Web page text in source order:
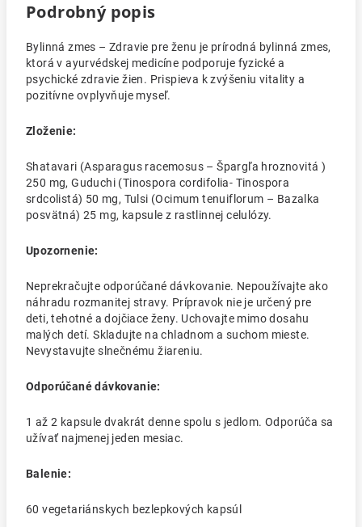
Podrobný popis
Bylinná zmes – Zdravie pre ženu je prírodná bylinná zmes,
ktorá v ayurvédskej medicíne podporuje fyzické a
psychické zdravie žien. Prispieva k zvýšeniu vitality a
pozitívne ovplyvňuje myseľ.
Zloženie:
Shatavari (Asparagus racemosus – Špargľa hroznovitá )
250 mg, Guduchi (Tinospora cordifolia- Tinospora
srdcolistá) 50 mg, Tulsi (Ocimum tenuiflorum – Bazalka
posvätná) 25 mg, kapsule z rastlinnej celulózy.
Upozornenie:
Neprekračujte odporúčané dávkovanie. Nepoužívajte ako
náhradu rozmanitej stravy. Prípravok nie je určený pre
deti, tehotné a dojčiace ženy. Uchovajte mimo dosahu
malých detí. Skladujte na chladnom a suchom mieste.
Nevystavujte slnečnému žiareniu.
Odporúčané dávkovanie:
1 až 2 kapsule dvakrát denne spolu s jedlom. Odporúča sa
užívať najmenej jeden mesiac.
Balenie:
60 vegetariánskych bezlepkových kapsúl